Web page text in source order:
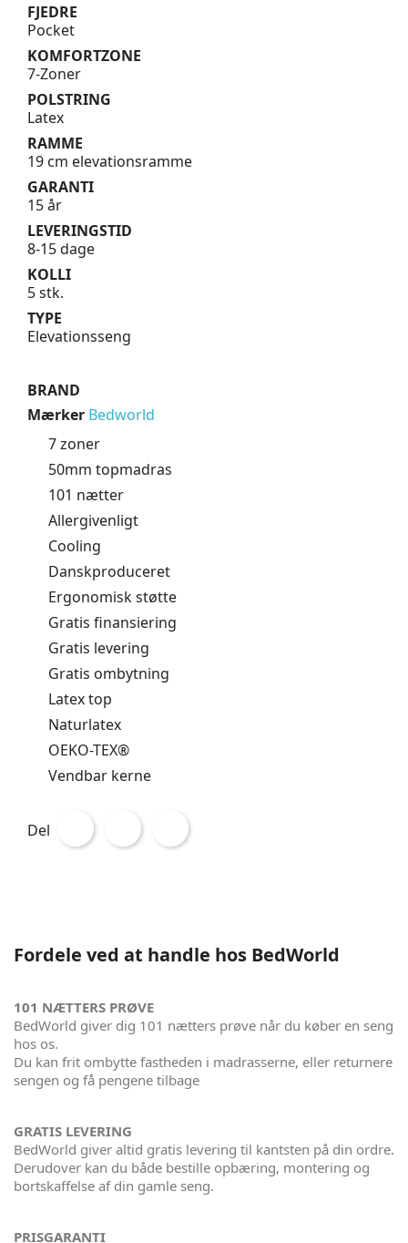
FJEDRE
Pocket
KOMFORTZONE
7-Zoner
POLSTRING
Latex
RAMME
19 cm elevationsramme
GARANTI
15 år
LEVERINGSTID
8-15 dage
KOLLI
5 stk.
TYPE
Elevationsseng
BRAND
Mærker Bedworld
7 zoner
50mm topmadras
101 nætter
Allergivenligt
Cooling
Danskproduceret
Ergonomisk støtte
Gratis finansiering
Gratis levering
Gratis ombytning
Latex top
Naturlatex
OEKO-TEX®
Vendbar kerne
Del
Fordele ved at handle hos BedWorld
101 NÆTTERS PRØVE
BedWorld giver dig 101 nætters prøve når du køber en seng
hos os.
Du kan frit ombytte fastheden i madrasserne, eller returnere
sengen og få pengene tilbage
GRATIS LEVERING
BedWorld giver altid gratis levering til kantsten på din ordre.
Derudover kan du både bestille opbæring, montering og
bortskaffelse af din gamle seng.
PRISGARANTI